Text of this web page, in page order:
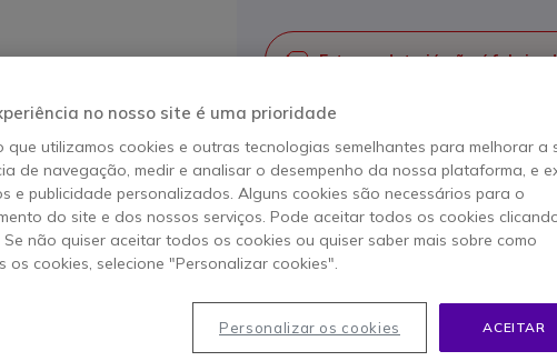
Este produto já não é
Para melhor satisfazer as suas
Contacte os
800 780
no nosso site é uma prioridade
que utilizamos cookies e outras tecnologias semelhantes para melhorar a
de navegação, medir e analisar o desempenho da nossa plataforma, e
e publicidade personalizados. Alguns cookies são necessários para o
do site e dos nossos serviços. Pode aceitar todos os cookies
Se não quiser aceitar todos os cookies ou quiser saber mais sobre como
os cookies, selecione "Personalizar cookies".
ACEITAR
Personalizar os cookies